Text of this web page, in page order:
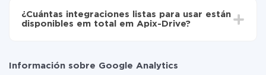
tarifas. Usted solo paga por la cantidad de datos que
realmente se transfieren de uno de sus sistemas a otro
manera segura un plan de tarifa gratuita o cambiar a
uno de pago, si es necesario. Más detalles sobre
¿Cuántas integraciones listas para usar están
disponibles em total em Apix-Drive?
Monitor
Información sobre Google Analytics